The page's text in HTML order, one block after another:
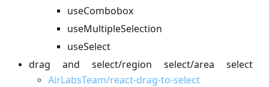
useCombobox
useMultipleSelection
useSelect
drag and select/region select/area select
AirLabsTeam/react-drag-to-select